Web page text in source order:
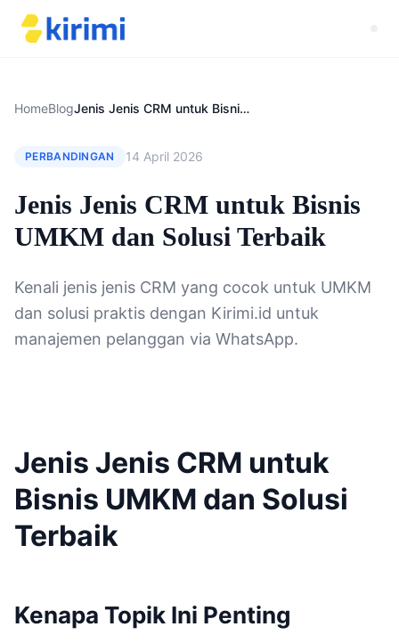
HomeBlog Jenis Jenis CRM untuk Bisnis UMKM dan Solusi Terbaik
PERBANDINGAN 14 April 2026
Jenis Jenis CRM untuk Bisnis
UMKM dan Solusi Terbaik
Kenali jenis jenis CRM yang cocok untuk UMKM
dan solusi praktis dengan Kirimi.id untuk
manajemen pelanggan via WhatsApp.
Jenis Jenis CRM untuk
Bisnis UMKM dan Solusi
Terbaik
Kenapa Topik Ini Penting